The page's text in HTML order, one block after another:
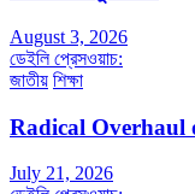
August 3, 2026
ডেইলি প্রেসওয়াচ:
জাতীয় শিক্ষা
Radical Overhaul
July 21, 2026